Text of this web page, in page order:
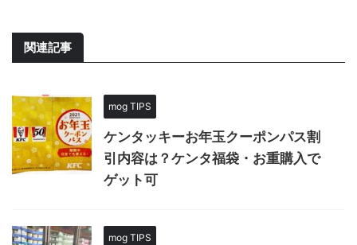
関連記事
mog TIPS
ケンタッキーお年玉クーポンパス割
引内容は？ケンタ福袋・お重購入で
ゲット可
mog TIPS